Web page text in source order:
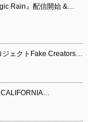
Rain』配信開始 &…
ジェクトFake Creators…